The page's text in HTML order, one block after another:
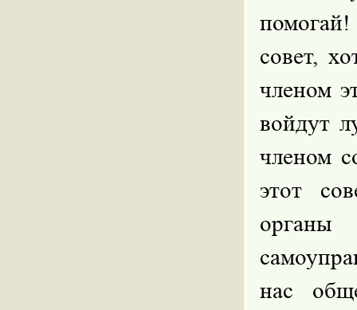
совет,
членом
войдут
членом
этот
органы
нас